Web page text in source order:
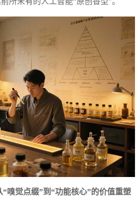
嗅觉点缀”到“功能核心”的价值重塑